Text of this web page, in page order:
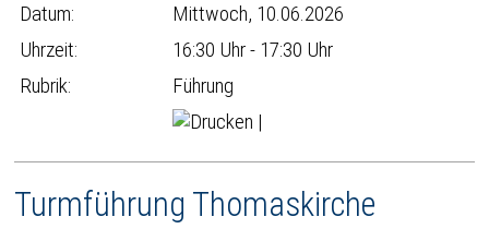
Datum:
Mittwoch, 10.06.2026
Uhrzeit:
16:30 Uhr - 17:30 Uhr
Rubrik:
Führung
|
Turmführung Thomaskirche